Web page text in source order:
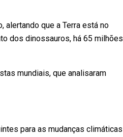
alertando que a Terra está no
dos dinossauros, há 65 milhões
mundiais, que analisaram
para as mudanças climáticas